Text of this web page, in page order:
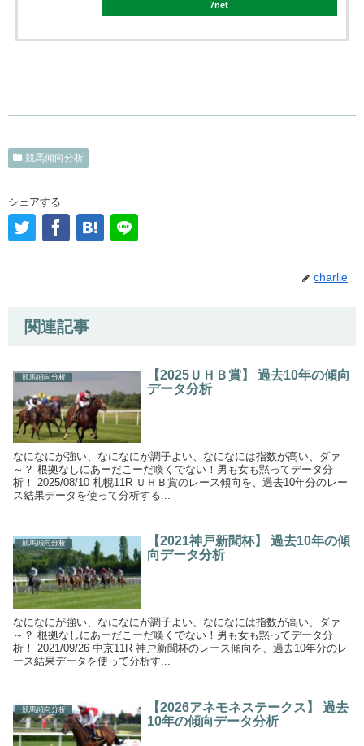
7net
競馬傾向分析
シェアする
charlie
関連記事
競馬傾向分析
【2025ＵＨＢ賞】 過去10年の傾向
データ分析
なになにが強い、なになにが調子よい、なになには指数が高い、ダァ
～？ 根拠なしにあーだこーだ喚くでない！男も女も黙ってデータ分
析！ 2025/08/10 札幌11R ＵＨＢ賞のレース傾向を、過去10年分のレー
ス結果データを使って分析する...
競馬傾向分析
【2021神戸新聞杯】 過去10年の傾
向データ分析
なになにが強い、なになにが調子よい、なになには指数が高い、ダァ
～？ 根拠なしにあーだこーだ喚くでない！男も女も黙ってデータ分
析！ 2021/09/26 中京11R 神戸新聞杯のレース傾向を、過去10年分のレ
ース結果データを使って分析す...
競馬傾向分析
【2026アネモネステークス】 過去
10年の傾向データ分析